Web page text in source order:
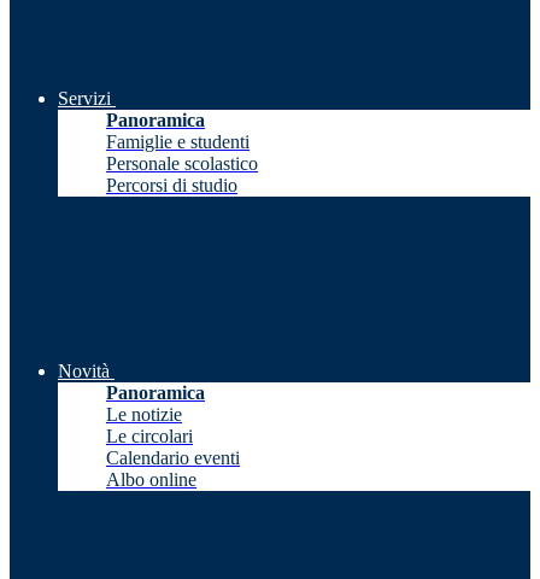
Servizi
Panoramica
Famiglie e studenti
Personale scolastico
Percorsi di studio
Novità
Panoramica
Le notizie
Le circolari
Calendario eventi
Albo online